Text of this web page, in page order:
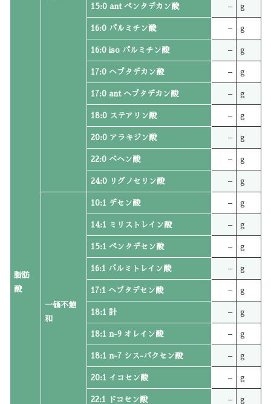
脂肪
酸
15:0 ant ペンタデカン酸 – g
16:0 パルミチン酸 – g
16:0 iso パルミチン酸 – g
17:0 ヘプタデカン酸 – g
17:0 ant ヘプタデカン酸 – g
18:0 ステアリン酸 – g
20:0 アラキジン酸 – g
22:0 ベヘン酸 – g
24:0 リグノセリン酸 – g
一価不飽
和
10:1 デセン酸 – g
14:1 ミリストレイン酸 – g
15:1 ペンタデセン酸 – g
16:1 パルミトレイン酸 – g
17:1 ヘプタデセン酸 – g
18:1 計 – g
18:1 n-9 オレイン酸 – g
18:1 n-7 シス-バクセン酸 – g
20:1 イコセン酸 – g
22:1 ドコセン酸 – g